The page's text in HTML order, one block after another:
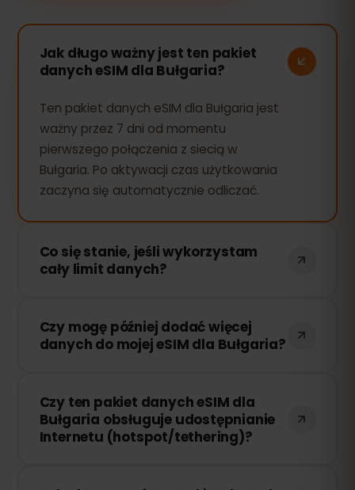
Jak długo ważny jest ten pakiet
danych eSIM dla Bułgaria?
Ten pakiet danych eSIM dla Bułgaria jest
ważny przez 7 dni od momentu
pierwszego połączenia z siecią w
Bułgaria. Po aktywacji czas użytkowania
zaczyna się automatycznie odliczać.
Co się stanie, jeśli wykorzystam
cały limit danych?
połączenie zostanie przerwane. Możesz
łatwo doładować swoją eSIM przez
Czy mogę później dodać więcej
danych do mojej eSIM dla Bułgaria?
dowolnym momencie bez konieczności
ponownej instalacji eSIM. Wystarczy
zalogować się na swoje konto i wybrać
Czy ten pakiet danych eSIM dla
Bułgaria obsługuje udostępnianie
Internetu (hotspot/tethering)?